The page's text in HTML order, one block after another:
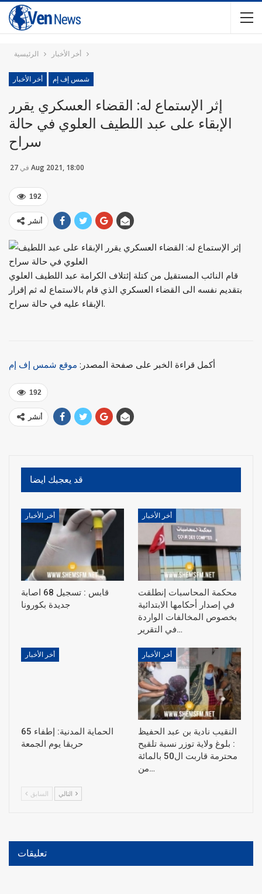
الرئيسية أخر الأخبار
أخر الأخبار شمس إف إم
إثر الإستماع له: القضاء العسكري يقرر
الإبقاء على عبد اللطيف العلوي في حالة
سراح
في 27 Aug 2021, 18:00
192
أنشر
قام النائب المستقيل من كتلة إئتلاف الكرامة عبد اللطيف العلوي
بتقديم نفسه الى القضاء العسكري الذي قام بالاستماع له ثم إقرار
الإبقاء عليه في حالة سراح.
أكمل قراءة الخبر على صفحة المصدر: موقع شمس إف إم
192
أنشر
قد يعجبك ايضا
أخر الأخبار
قابس : تسجيل 68 اصابة
جديدة بكورونا
أخر الأخبار
محكمة المحاسبات إنطلقت
في إصدار أحكامها الابتدائية
بخصوص المخالفات الواردة
في التقرير…
أخر الأخبار
الحماية المدنية: إطفاء 65
حريقا يوم الجمعة
أخر الأخبار
النقيب نادية بن عبد الحفيظ
: بلوغ ولاية توزر نسبة تلقيح
محترمة قاربت ال50 بالمائة
من…
السابق
تعليقات